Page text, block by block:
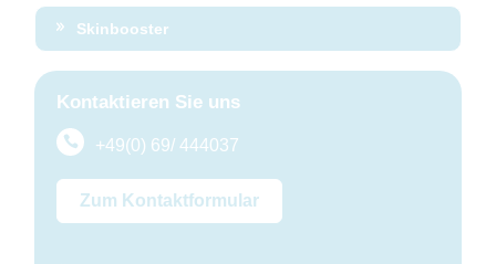
Skinbooster
Kontaktieren Sie uns
+49(0) 69/ 444037
Zum Kontaktformular